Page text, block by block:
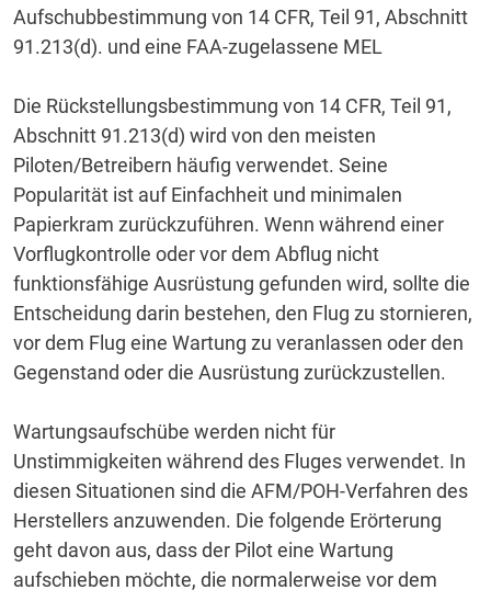
Aufschubbestimmung von 14 CFR, Teil 91, Abschnitt
91.213(d). und eine FAA-zugelassene MEL
Die Rückstellungsbestimmung von 14 CFR, Teil 91,
Abschnitt 91.213(d) wird von den meisten
Piloten/Betreibern häufig verwendet. Seine
Popularität ist auf Einfachheit und minimalen
Papierkram zurückzuführen. Wenn während einer
Vorflugkontrolle oder vor dem Abflug nicht
funktionsfähige Ausrüstung gefunden wird, sollte die
Entscheidung darin bestehen, den Flug zu stornieren,
vor dem Flug eine Wartung zu veranlassen oder den
Gegenstand oder die Ausrüstung zurückzustellen.
Wartungsaufschübe werden nicht für
Unstimmigkeiten während des Fluges verwendet. In
diesen Situationen sind die AFM/POH-Verfahren des
Herstellers anzuwenden. Die folgende Erörterung
geht davon aus, dass der Pilot eine Wartung
aufschieben möchte, die normalerweise vor dem